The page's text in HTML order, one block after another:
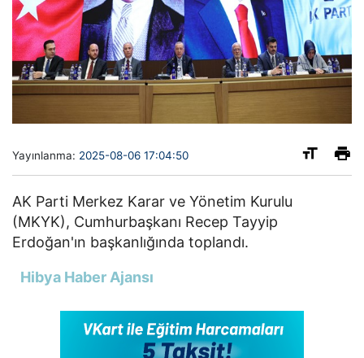
Yayınlanma: 2025-08-06 17:04:50
AK Parti Merkez Karar ve Yönetim Kurulu
(MKYK), Cumhurbaşkanı Recep Tayyip
Erdoğan'ın başkanlığında toplandı.
Hibya Haber Ajansı